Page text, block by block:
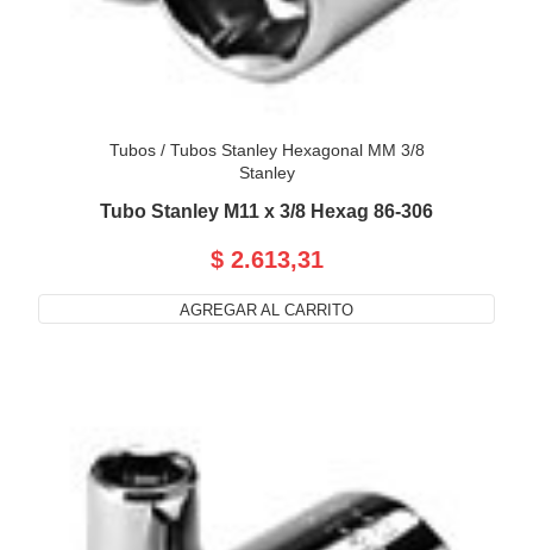
Tubos/ Tubos Stanley Hexagonal MM 3/8
Stanley
Tubo Stanley M11 x 3/8 Hexag 86-306
$ 2.613,31
AGREGAR AL CARRITO